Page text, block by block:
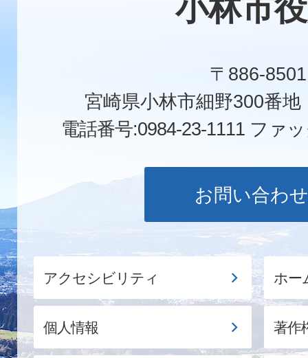
小林市
〒886-8501
宮崎県小林市細野300番
電話番号:0984-23-1111 ファ
お問い合わせ
アクセシビリティ ホー
個人情報 著作